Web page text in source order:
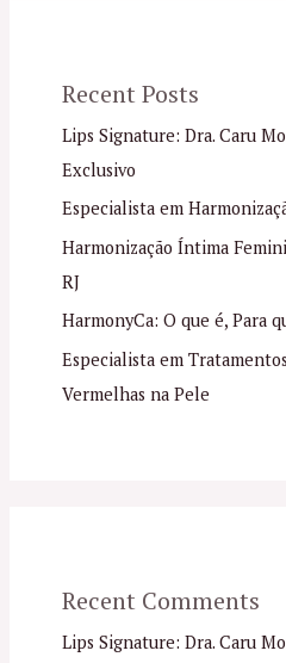
Recent Posts
Lips Signature: Dra. Caru
Exclusivo
Especialista em
Harmonização Íntima
RJ
HarmonyCa: O que é, Para
Especialista em
Vermelhas na Pele
Recent Comments
Lips Signature: Dra. Caru